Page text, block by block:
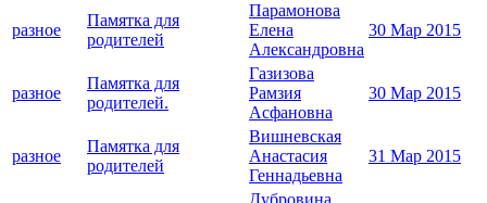
разное
Памятка для
родителей
Парамонова
Елена
Александровна
30 Мар 2015
разное
Памятка для
родителей.
Газизова
Рамзия
Асфановна
30 Мар 2015
разное
Памятка для
родителей
Вишневская
Анастасия
Геннадьевна
31 Мар 2015